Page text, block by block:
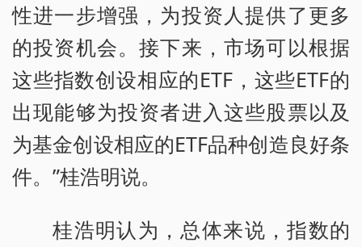
性进一步增强，为投资人提供了更多
的投资机会。接下来，市场可以根据
这些指数创设相应的ETF，这些ETF的
出现能够为投资者进入这些股票以及
为基金创设相应的ETF品种创造良好条
件。”桂浩明说。
桂浩明认为，总体来说，指数的